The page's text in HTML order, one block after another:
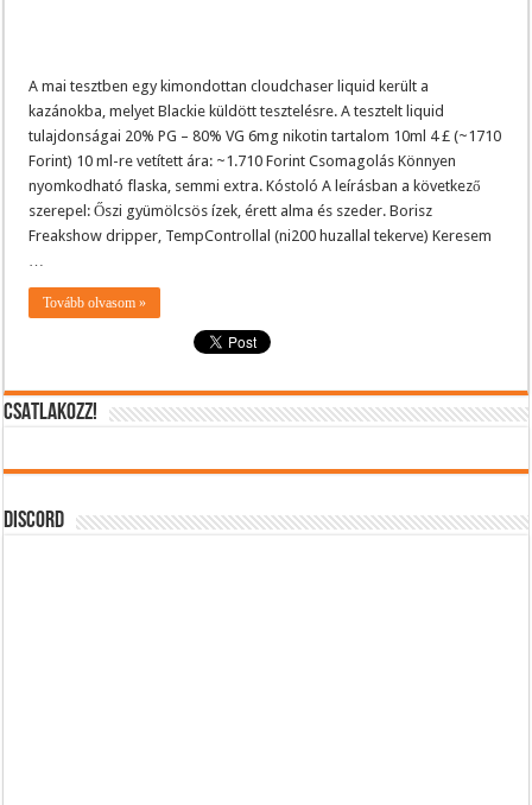
A mai tesztben egy kimondottan cloudchaser liquid került a
kazánokba, melyet Blackie küldött tesztelésre. A tesztelt liquid
tulajdonságai 20% PG – 80% VG 6mg nikotin tartalom 10ml 4 £ (~1710
Forint) 10 ml-re vetített ára: ~1.710 Forint Csomagolás Könnyen
nyomkodható flaska, semmi extra. Kóstoló A leírásban a következő
szerepel: Őszi gyümölcsös ízek, érett alma és szeder. Borisz
Freakshow dripper, TempControllal (ni200 huzallal tekerve) Keresem
Tovább olvasom »
CSATLAKOZZ!
DISCORD